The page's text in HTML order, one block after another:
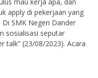
apply di pekerjaan yang
SMK Negeri Dander
sosialisasi seputar
talk” (23/08/2023). Acara